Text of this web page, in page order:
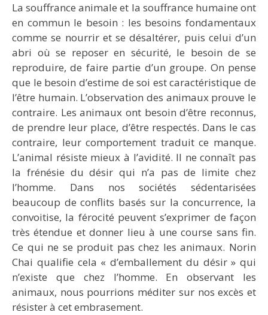
La souffrance animale et la souffrance humaine ont
en commun le besoin : les besoins fondamentaux
comme se nourrir et se désaltérer, puis celui d’un
abri où se reposer en sécurité, le besoin de se
reproduire, de faire partie d’un groupe. On pense
que le besoin d’estime de soi est caractéristique de
l’être humain. L’observation des animaux prouve le
contraire. Les animaux ont besoin d’être reconnus,
de prendre leur place, d’être respectés. Dans le cas
contraire, leur comportement traduit ce manque.
L’animal résiste mieux à l’avidité. Il ne connaît pas
la frénésie du désir qui n’a pas de limite chez
l’homme. Dans nos sociétés sédentarisées
beaucoup de conflits basés sur la concurrence, la
convoitise, la férocité peuvent s’exprimer de façon
très étendue et donner lieu à une course sans fin.
Ce qui ne se produit pas chez les animaux. Norin
Chai qualifie cela « d’emballement du désir » qui
n’existe que chez l’homme. En observant les
animaux, nous pourrions méditer sur nos excès et
résister à cet embrasement.